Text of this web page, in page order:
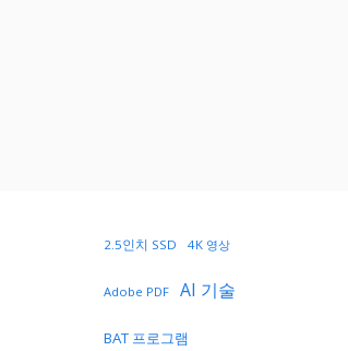
2.5인치 SSD 4K 영상
Adobe PDF AI 기술
BAT 프로그램